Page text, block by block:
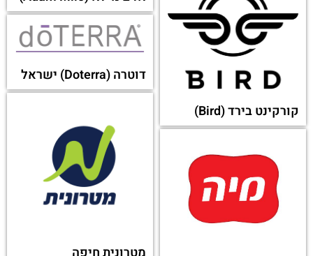
צומת ספרים
סטימצקי כלכליסט
גלובס (Globes) דה מרקר (The marker)